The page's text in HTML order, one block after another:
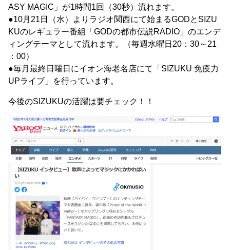
ASY MAGIC」が1時間1回（30秒）流れます。
●10月21日（水）よりラジオ関西にて始まるGODとSIZU
KUのレギュラー番組「GODの都市伝説RADIO」のエンデ
ィングテーマとして流れます。（毎週水曜日20：30～21
：00）
●毎月最終日曜日にイオン海老名店にて「SIZUKU 免疫力
UPライブ」を行っています。
今後のSIZUKUの活躍は要チェック！！